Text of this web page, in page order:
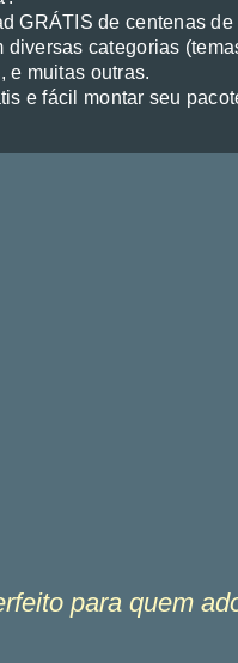
GRÁTIS de centenas
categorias
e muitas outras.
e fácil montar seu
para quem